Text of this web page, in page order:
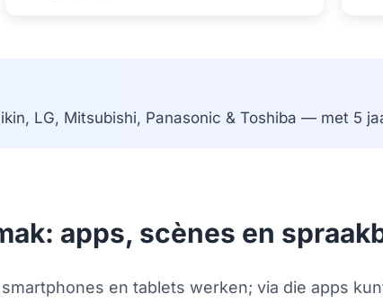
LG, Mitsubishi, Panasonic & Toshiba — met 5
apps, scènes en
en tablets werken; via die apps